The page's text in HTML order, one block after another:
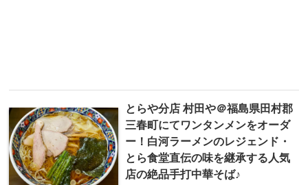
とらや分店 村田や＠福島県田村郡
三春町にてワンタンメンをオーダ
ー！白河ラーメンのレジェンド・
とら食堂直伝の味を継承する人気
店の絶品手打中華そば♪